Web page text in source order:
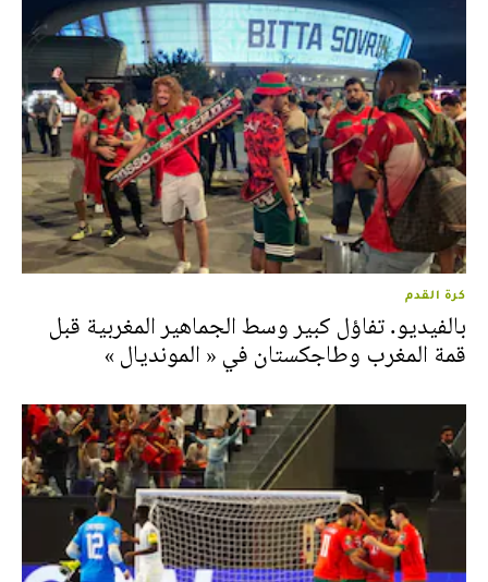
كرة القدم
بالفيديو. تفاؤل كبير وسط الجماهير المغربية قبل
قمة المغرب وطاجكستان في « المونديال »